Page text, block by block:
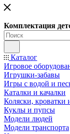
Комплектация
Каталог
Игровое
Игрушки-забавы
Игры с водой и
Каталки и качалки
Коляски, кроватки
Куклы и пупсы
Модели людей
Модели транспорта